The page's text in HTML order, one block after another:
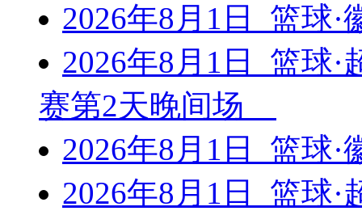
2026年8月1日 篮球
2026年8月1日 篮球·
赛第2天晚间场
2026年8月1日 篮球
2026年8月1日 篮球·